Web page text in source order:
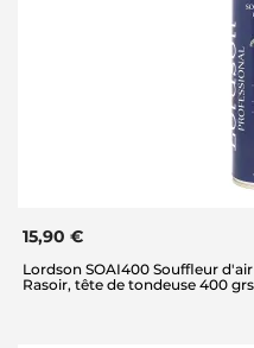
15,90 €
Lordson SOAI400 Souffleur
Rasoir, tête de tondeuse 400 grs